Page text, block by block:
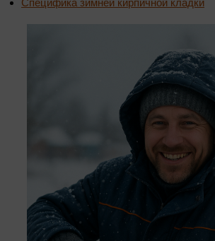
Специфика зимней кирпичной кладки